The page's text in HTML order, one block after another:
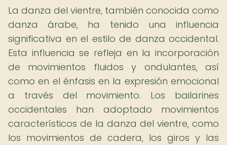
La danza del vientre, también conocida como
danza árabe, ha tenido una influencia
significativa en el estilo de danza occidental.
Esta influencia se refleja en la incorporación
de movimientos fluidos y ondulantes, así
como en el énfasis en la expresión emocional
a través del movimiento. Los bailarines
occidentales han adoptado movimientos
característicos de la danza del vientre, como
los movimientos de cadera, los giros y las